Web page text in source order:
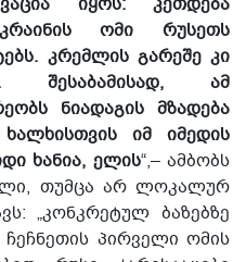
ომი რუსეთს
კრემლის გარეშე კი
შესაბამისად, ამ
ნიადაგის მზადება
იმ იმედის
ხანია, ელის“,– ამბობს
თუმცა არ ლოკალურ
„კონკრეტულ ბაზებზე
პირველი ომის